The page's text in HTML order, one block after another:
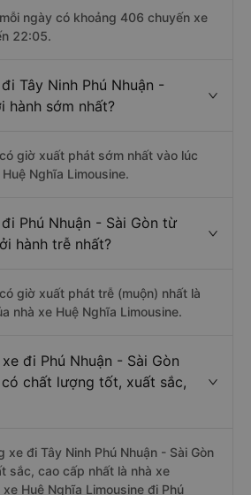
ngày có khoảng 406 chuyến xe
22:05.
Tây Ninh Phú Nhuận -
hành sớm nhất?
giờ xuất phát sớm nhất vào lúc
Nghĩa Limousine.
Phú Nhuận - Sài Gòn từ
hành trễ nhất?
giờ xuất phát trễ (muộn) nhất là
nhà xe Huệ Nghĩa Limousine.
đi Phú Nhuận - Sài Gòn
chất lượng tốt, xuất sắc,
xe đi Tây Ninh Phú Nhuận - Sài Gòn
sắc, cao cấp nhất là nhà xe
Huệ Nghĩa Limousine đi Phú